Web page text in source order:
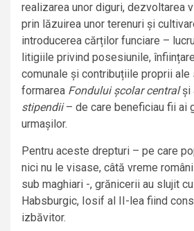
realizarea unor diguri, dezvoltarea
prin lăzuirea unor terenuri și
introducerea cărților funciare –
litigiile privind posesiunile,
comunale și contribuțiile proprii ale
formarea Fondului școlar centralși
stipendii– de care beneficiau fii ai
urmașilor.
Pentru aceste drepturi – pe care
nici nu le visase, câtă vreme
sub maghiari -, grănicerii au slujit
Habsburgic, Iosif al II-lea fiind
izbăvitor.